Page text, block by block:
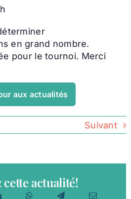
en grand nombre.
pour le tournoi. Merci
aux actualités
Suivant
cette actualité!